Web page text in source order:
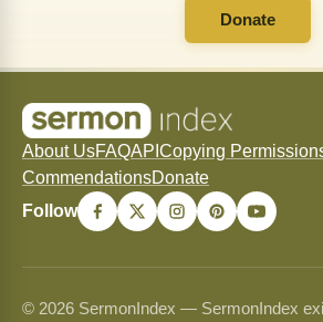
Donate
About UsFAQAPI Copying
CommendationsDonate
Follow
© 2026 SermonIndex — SermonIndex